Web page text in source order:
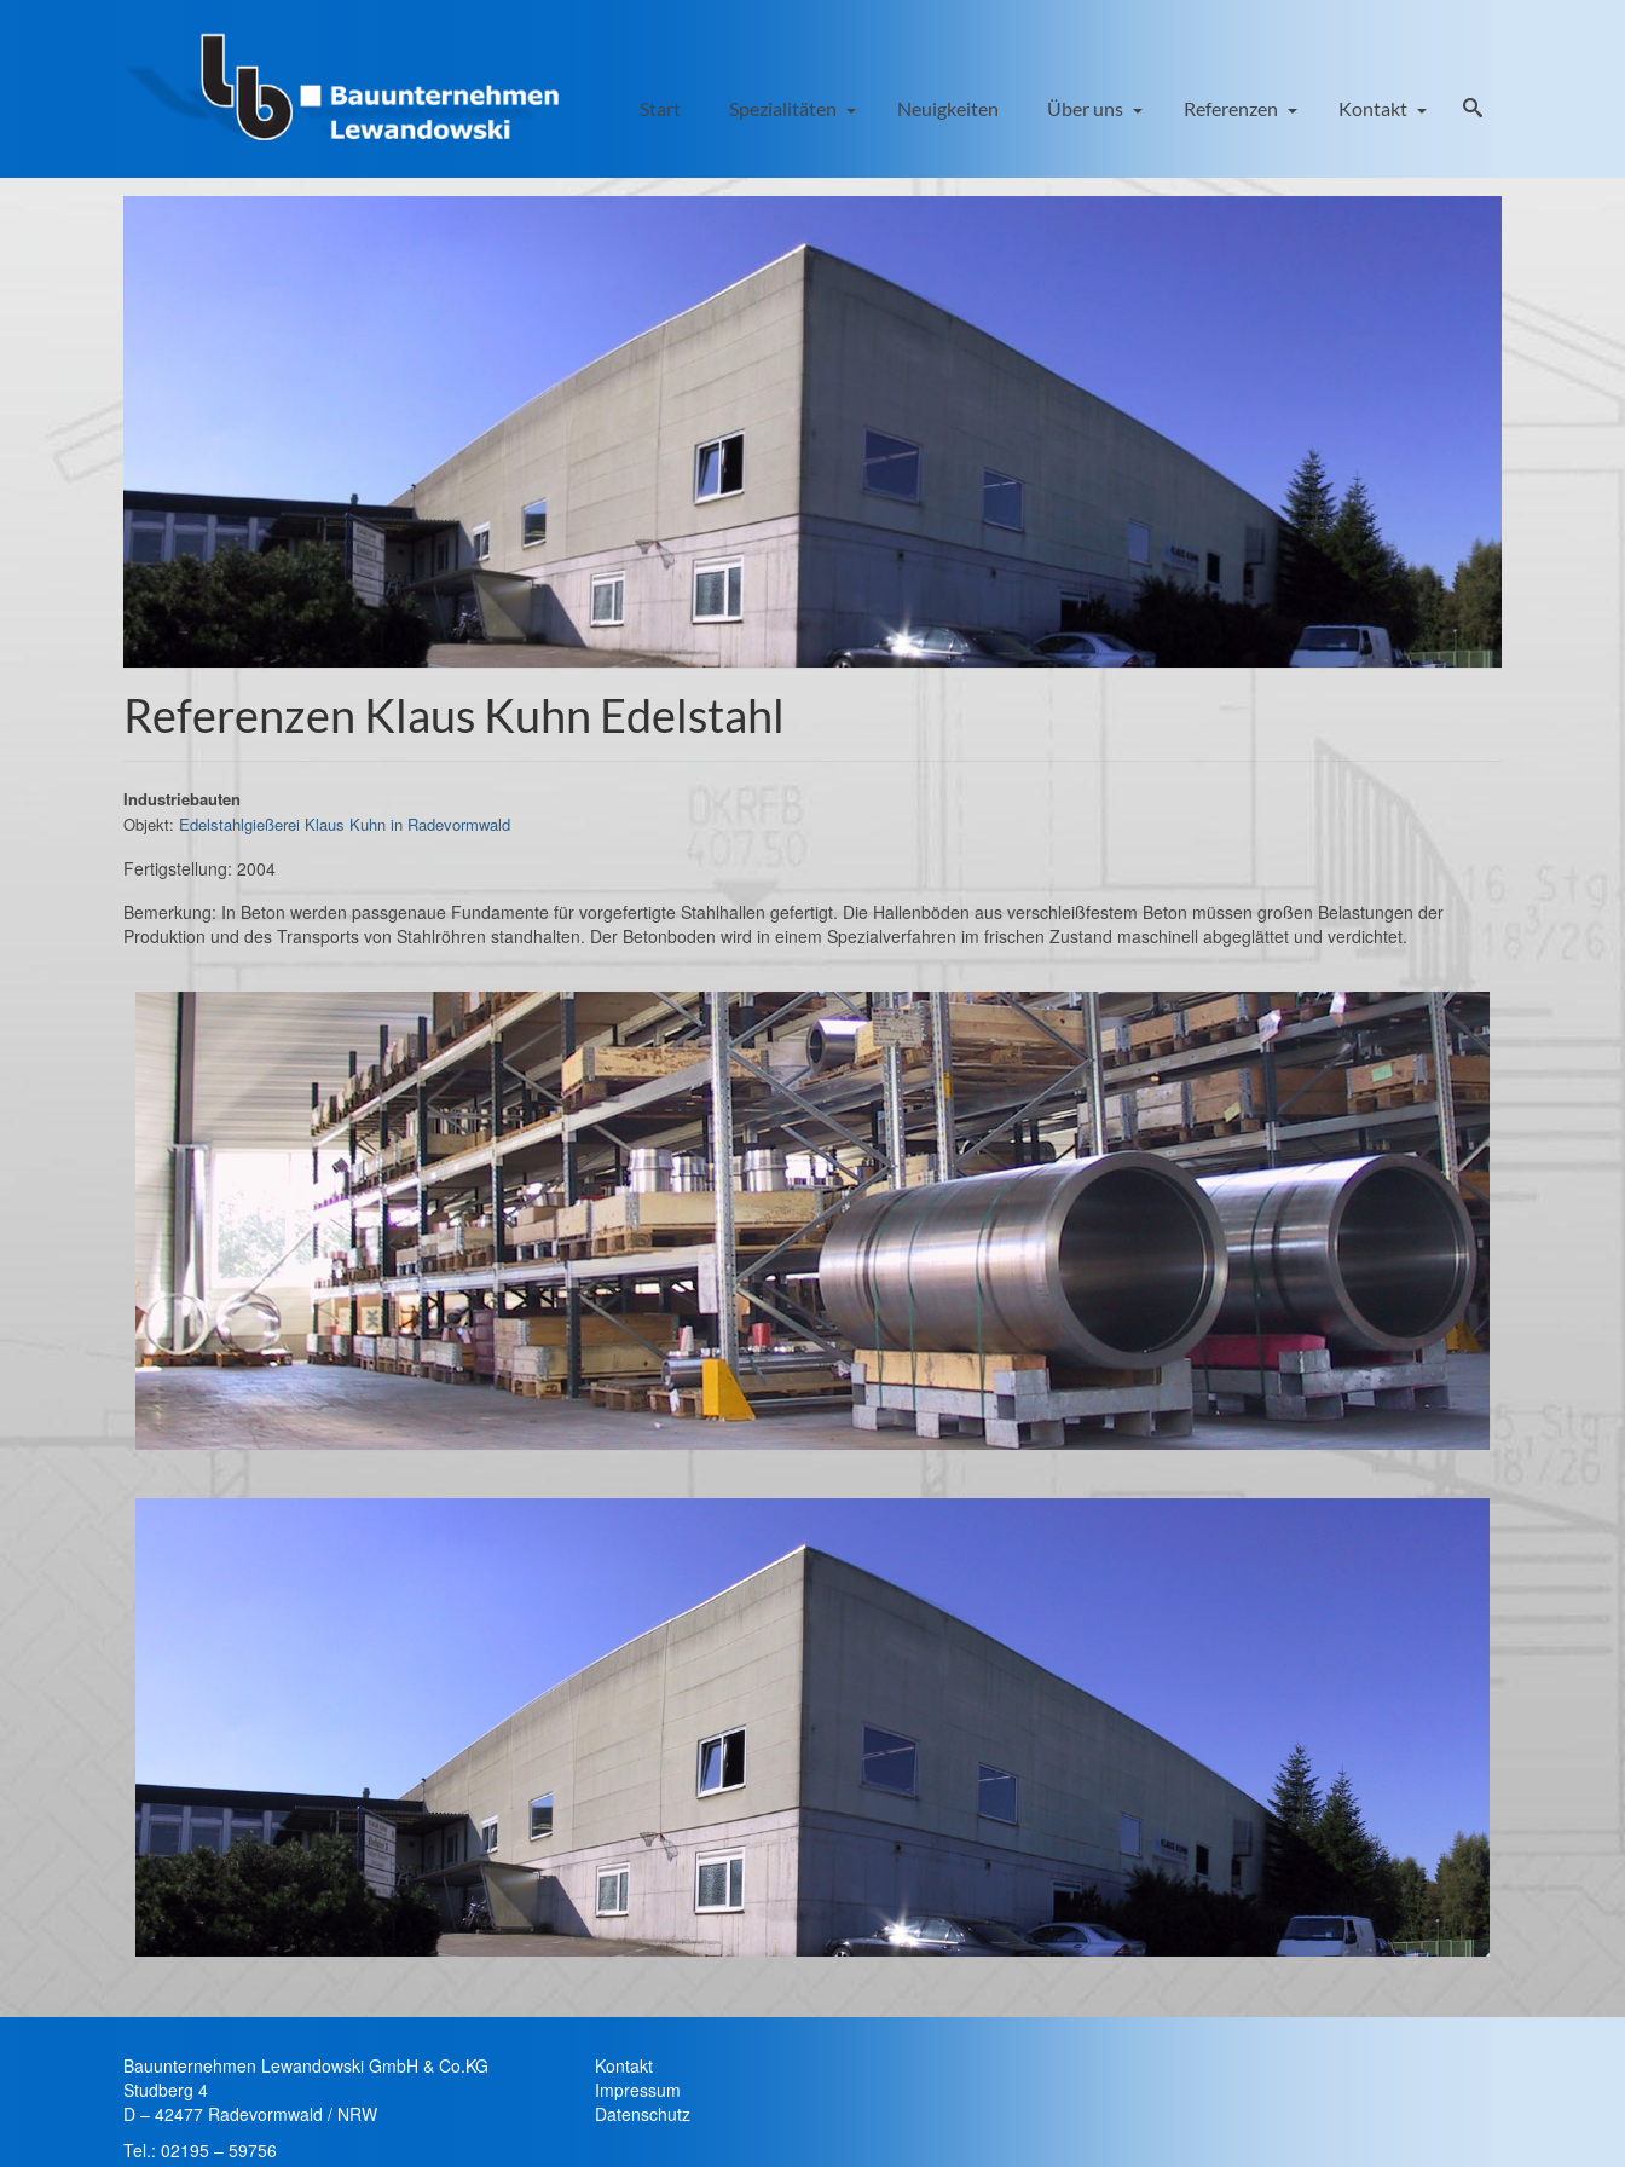
Start Spezialitäten Neuigkeiten Über uns Referenzen Kontakt
Referenzen Klaus Kuhn Edelstahl
Industriebauten
Objekt: Edelstahlgießerei Klaus Kuhn in Radevormwald
Fertigstellung: 2004
Bemerkung: In Beton werden passgenaue Fundamente für vorgefertigte Stahlhallen gefertigt. Die Hallenböden aus verschleißfestem Beton müssen großen Belastungen der
Produktion und des Transports von Stahlröhren standhalten. Der Betonboden wird in einem Spezialverfahren im frischen Zustand maschinell abgeglättet und verdichtet.
Bauunternehmen Lewandowski GmbH & Co.KG
Studberg 4
D – 42477 Radevormwald / NRW
Tel.: 02195 – 59756
Kontakt
Impressum
Datenschutz